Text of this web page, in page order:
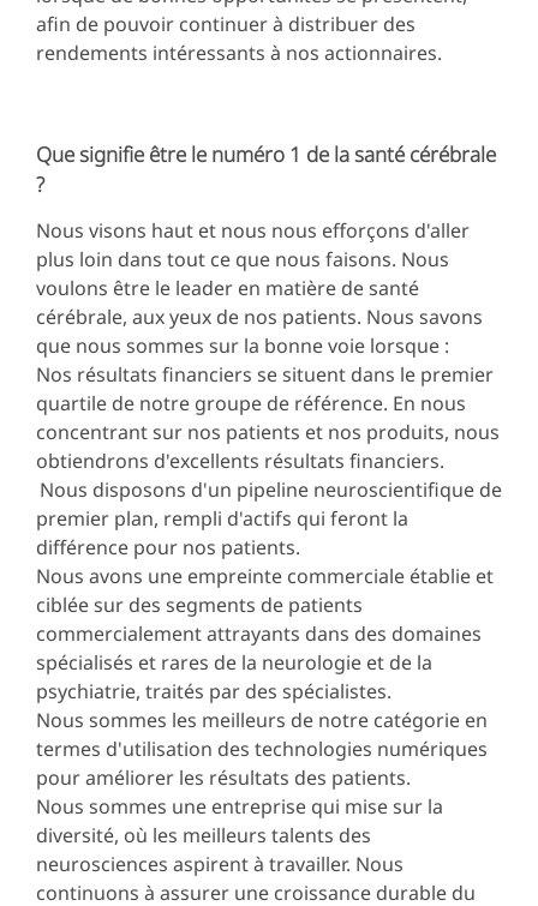
afin de pouvoir continuer à distribuer des
rendements intéressants à nos actionnaires.
Que signifie être le numéro 1 de la santé cérébrale
?
Nous visons haut et nous nous efforçons d'aller
plus loin dans tout ce que nous faisons. Nous
voulons être le leader en matière de santé
cérébrale, aux yeux de nos patients. Nous savons
que nous sommes sur la bonne voie lorsque :
Nos résultats financiers se situent dans le premier
quartile de notre groupe de référence. En nous
concentrant sur nos patients et nos produits, nous
obtiendrons d'excellents résultats financiers.
Nous disposons d'un pipeline neuroscientifique de
premier plan, rempli d'actifs qui feront la
différence pour nos patients.
Nous avons une empreinte commerciale établie et
ciblée sur des segments de patients
commercialement attrayants dans des domaines
spécialisés et rares de la neurologie et de la
psychiatrie, traités par des spécialistes.
Nous sommes les meilleurs de notre catégorie en
termes d'utilisation des technologies numériques
pour améliorer les résultats des patients.
Nous sommes une entreprise qui mise sur la
diversité, où les meilleurs talents des
neurosciences aspirent à travailler. Nous
continuons à assurer une croissance durable du